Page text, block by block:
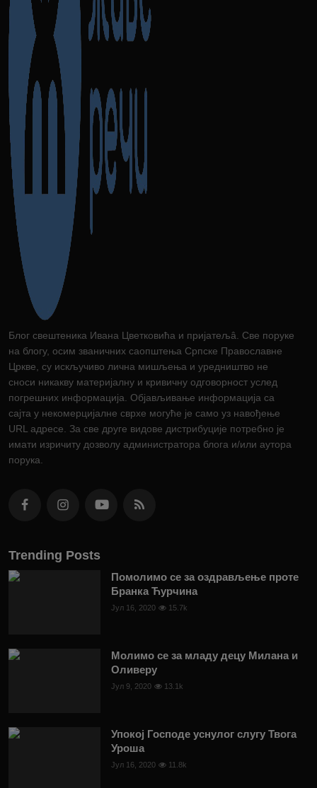
Блог свештеника Ивана Цветковића и пријатељâ. Све поруке
на блогу, осим званичних саопштења Српске Православне
Цркве, су искључиво лична мишљења и уредништво не
сноси никакву материјалну и кривичну одговорност услед
погрешних информација. Објављивање информација са
сајта у некомерцијалне сврхе могуће је само уз навођење
URL адресе. За све друге видове дистрибуције потребно је
имати изричиту дозволу администратора блога и/или аутора
порука.
Trending Posts
Помолимо се за оздрављење проте
Бранка Ћурчина
Јул 16, 2020 15.7k
Молимо се за младу децу Милана и
Оливеру
Јул 9, 2020 13.1k
Упокој Господе уснулог слугу Твога
Уроша
Јул 16, 2020 11.8k